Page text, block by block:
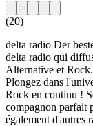
(20)
delta radio Der
delta radio qui
Alternative et
Plongez dans
Rock en continu !
compagnon parfait
également d'autres